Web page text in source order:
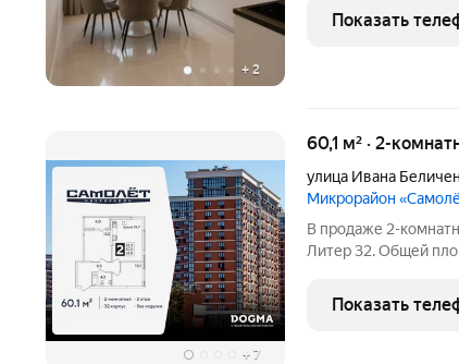
+ 2
Из oкон
стильнoй
Показать
+ 7
60,1 м² · 2-
улица Ивана
Микрорайон
В продаже 2-
Литер 32. Общей
северо-западе
Микрорайон
Показать